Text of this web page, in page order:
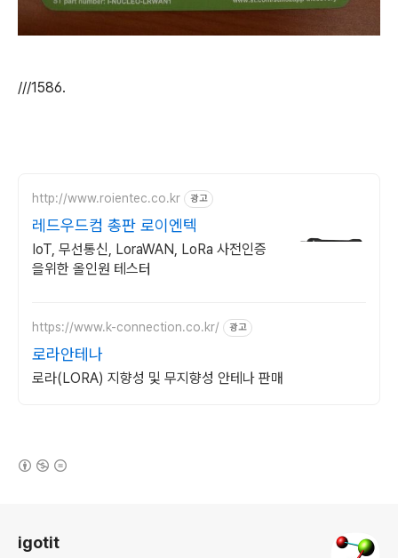
///1586.
http://www.roientec.co.kr 광고
레드우드컴 총판 로이엔텍
IoT, 무선통신, LoraWAN, LoRa 사전인증
을위한 올인원 테스터
https://www.k-connection.co.kr/ 광고
로라안테나
로라(LORA) 지향성 및 무지향성 안테나 판매
igotit